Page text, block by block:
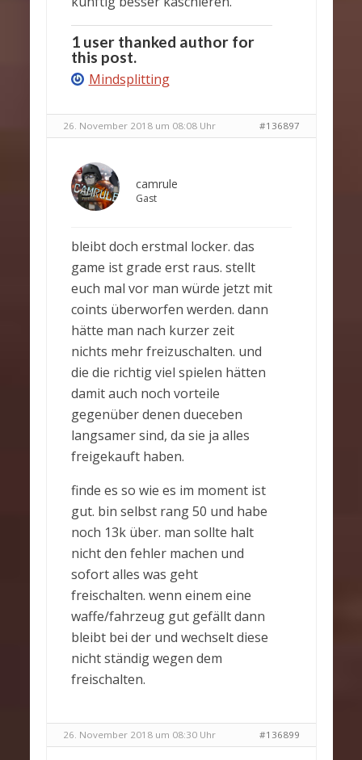
1 user thanked author for
this post.
Mindsplitting
26. November 2018 um 08:08 Uhr #136897
camrule
Gast
bleibt doch erstmal locker. das
game ist grade erst raus. stellt
euch mal vor man würde jetzt mit
coints überworfen werden. dann
hätte man nach kurzer zeit
nichts mehr freizuschalten. und
die die richtig viel spielen hätten
damit auch noch vorteile
gegenüber denen dueceben
langsamer sind, da sie ja alles
freigekauft haben.
finde es so wie es im moment ist
gut. bin selbst rang 50 und habe
noch 13k über. man sollte halt
nicht den fehler machen und
sofort alles was geht
freischalten. wenn einem eine
waffe/fahrzeug gut gefällt dann
bleibt bei der und wechselt diese
nicht ständig wegen dem
freischalten.
26. November 2018 um 08:30 Uhr #136899